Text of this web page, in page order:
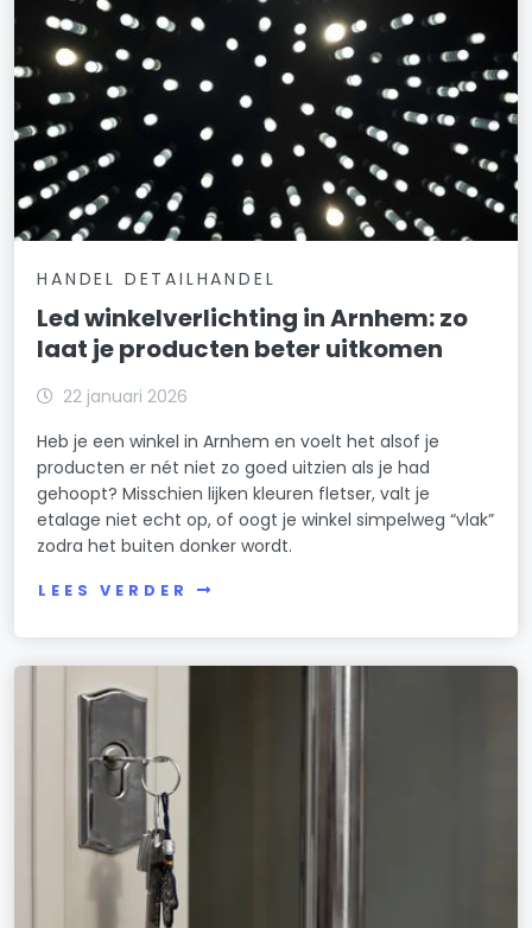
HANDEL DETAILHANDEL
Led winkelverlichting in Arnhem: zo
laat je producten beter uitkomen
22 januari 2026
Heb je een winkel in Arnhem en voelt het alsof je
producten er nét niet zo goed uitzien als je had
gehoopt? Misschien lijken kleuren fletser, valt je
etalage niet echt op, of oogt je winkel simpelweg “vlak”
zodra het buiten donker wordt.
LEES VERDER